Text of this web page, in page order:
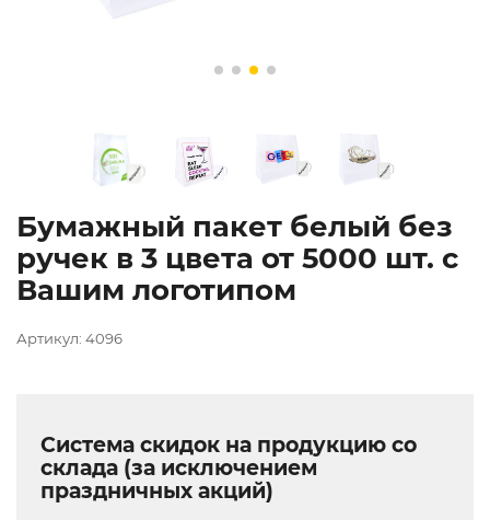
Бумажный пакет белый без
ручек в 3 цвета от 5000 шт. с
Вашим логотипом
Артикул: 4096
Система скидок на продукцию со
склада (за исключением
праздничных акций)